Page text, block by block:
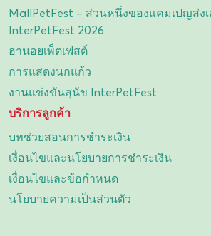
MallPetFest – ส่วนหนึ่งของแคมเปญส่ง
InterPetFest 2026
ฮานอยเพ็ตเฟสต์
การแสดงนกแก้ว
งานแข่งขันสุนัข InterPetFest
บริการลูกค้า
บทช่วยสอนการชำระเงิน
เงื่อนไขและนโยบายการชำระเงิน
เงื่อนไขและข้อกำหนด
นโยบายความเป็นส่วนตัว